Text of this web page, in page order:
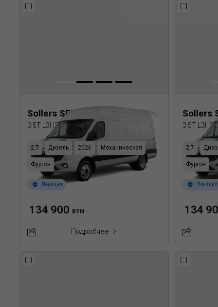
Sollers SF5 Цельнометаллический фургон
3.5T L3H2 DRW
2.7 Дизель 2026 Механическая
Фургон
Локация
134 900 BYN
Подробнее
Sollers
3.5T L3H2
2.7
Фургон
Локация
134